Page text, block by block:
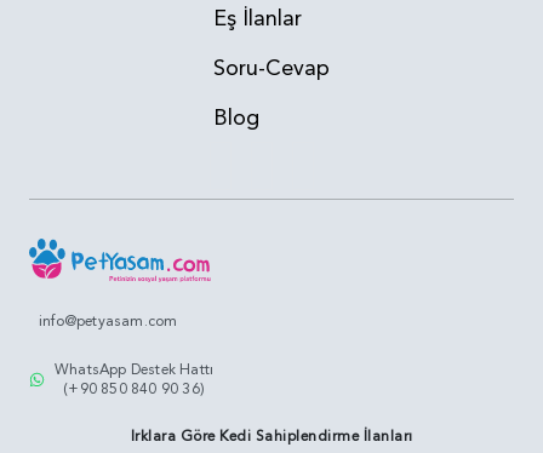
Eş İlanlar
Soru-Cevap
Blog
info@petyasam.com
WhatsApp Destek Hattı
(+90 850 840 90 36)
Irklara Göre Kedi Sahiplendirme İlanları